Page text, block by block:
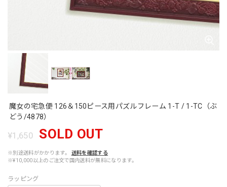
魔女の宅急便 126＆150ピース用パズルフレーム 1-T / 1-TC（ぶ
どう/4878）
¥1,650 SOLD OUT
※別途送料がかかります。
送料を確認する
※¥10,000以上のご注文で国内送料が無料になります。
ラッピング